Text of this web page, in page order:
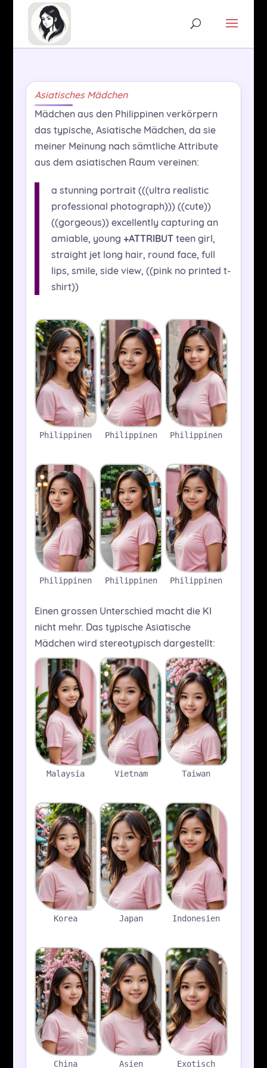
Asiatisches Mädchen
Mädchen aus den Philippinen verkörpern
das typische, Asiatische Mädchen, da sie
meiner Meinung nach sämtliche Attribute
aus dem asiatischen Raum vereinen:
a stunning portrait (((ultra realistic
professional photograph))) ((cute))
((gorgeous)) excellently capturing an
amiable, young +ATTRIBUTteen girl,
straight jet long hair, round face, full
lips, smile, side view, ((pink no printed t-
shirt))
Philippinen Philippinen Philippinen
Philippinen Philippinen Philippinen
Einen grossen Unterschied macht die KI
nicht mehr. Das typische Asiatische
Mädchen wird stereotypisch dargestellt:
Malaysia Vietnam Taiwan
Korea Japan Indonesien
China Asien Exotisch